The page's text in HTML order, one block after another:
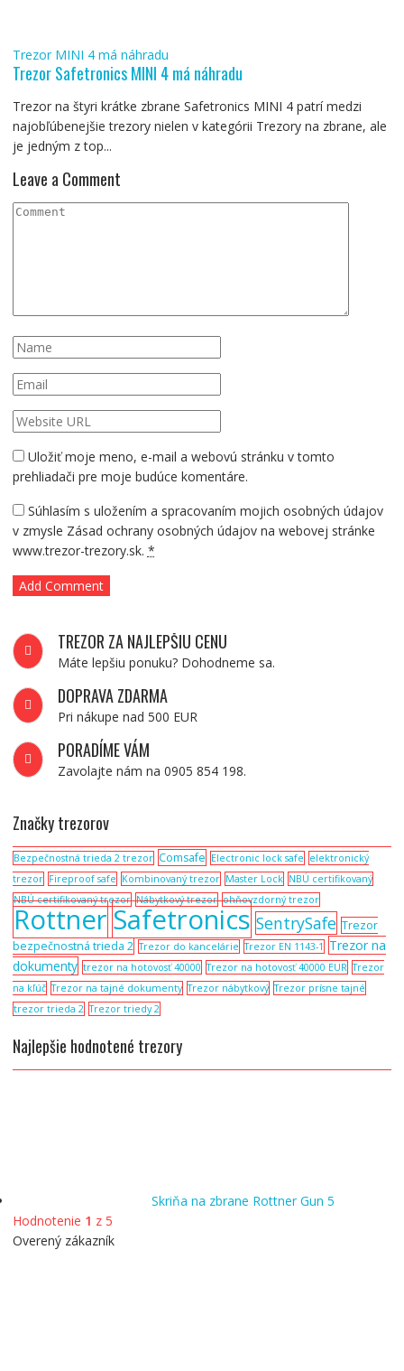
Trezor MINI 4 má náhradu
Trezor Safetronics MINI 4 má náhradu
Trezor na štyri krátke zbrane Safetronics MINI 4 patrí medzi
najobľúbenejšie trezory nielen v kategórii Trezory na zbrane, ale
je jedným z top...
Leave a Comment
Uložiť moje meno, e-mail a webovú stránku v tomto
prehliadači pre moje budúce komentáre.
Súhlasím s uložením a spracovaním mojich osobných údajov
v zmysle Zásad ochrany osobných údajov na webovej stránke
www.trezor-trezory.sk. *
TREZOR ZA NAJLEPŠIU CENU
Máte lepšiu ponuku? Dohodneme sa.
DOPRAVA ZDARMA
Pri nákupe nad 500 EUR
PORADÍME VÁM
Zavolajte nám na 0905 854 198.
Značky trezorov
Bezpečnostná trieda 2 trezor Comsafe Electronic lock safe elektronický
trezor Fireproof safe Kombinovaný trezor Master Lock NBÚ certifikovaný
NBÚ certifikovaný trezor Nábytkový trezor ohňovzdorný trezor
RottnerSafetronics SentrySafe Trezor
bezpečnostná trieda 2 Trezor do kancelárie Trezor EN 1143-1
Trezor na
dokumenty trezor na hotovosť 40000 Trezor na hotovosť 40000 EUR Trezor
na kľúč Trezor na tajné dokumenty Trezor nábytkový Trezor prísne tajné
trezor trieda 2 Trezor triedy 2
Najlepšie hodnotené trezory
Skriňa na zbrane Rottner Gun 5
Hodnotenie 1 z 5
Overený zákazník